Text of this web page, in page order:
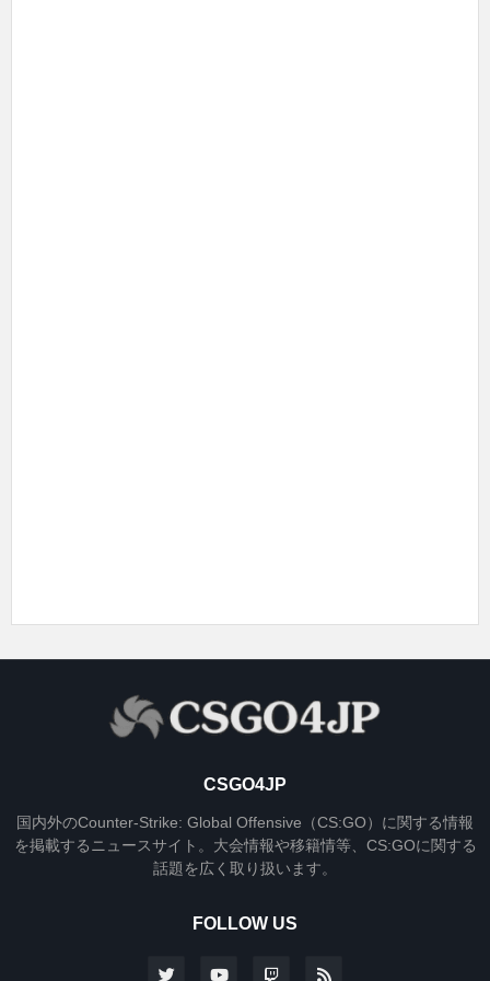
CSGO4JP
国内外のCounter-Strike: Global Offensive（CS:GO）に関する情報
を掲載するニュースサイト。大会情報や移籍情等、CS:GOに関する
話題を広く取り扱います。
FOLLOW US